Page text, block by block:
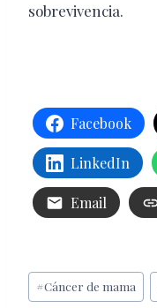
sobrevivencia.
Facebook
LinkedIn
Email
Etiquetas
de
#Cáncer de mama